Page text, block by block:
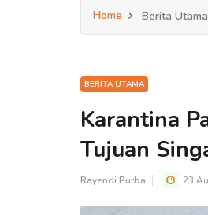
Home Berita Utama
BERITA UTAMA
Karantina
Tujuan
Rayendi Purba 23